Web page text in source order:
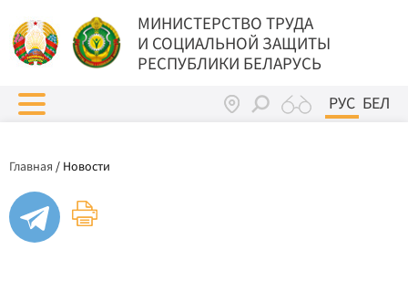
МИНИСТЕРСТВО ТРУДА
И СОЦИАЛЬНОЙ ЗАЩИТЫ
РЕСПУБЛИКИ БЕЛАРУСЬ
РУС БЕЛ
Главная / Новости